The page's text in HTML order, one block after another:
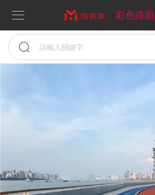
彩色路
首頁
彩色陶瓷顆粒路面
MMA彩色路面
彩色路面工程案例
新聞中心